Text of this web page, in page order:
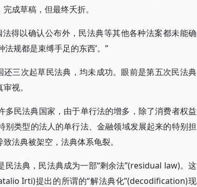
成草稿，但最终夭折。
得以确认公布外，民法典等其他各种法案都未能确
规都是束缚手足的东西’。”
三次起草民法典，均未成功。眼前是第五次民法典
视。
民法典国家，由于单行法的增多，除了消费者权益
类型的法人的单行法、金融领域发展起来的特别担
法典被架空，法典体系龟裂。
法典，民法典成为一部“剩余法”(residual law)。这
Irti)提出的所谓的“解法典化”(decodification)现